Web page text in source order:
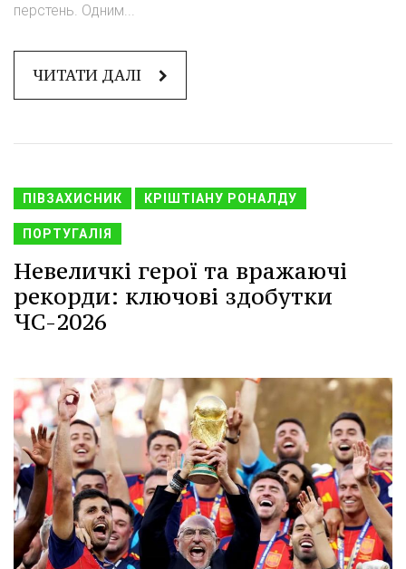
перстень. Одним...
ЧИТАТИ ДАЛІ
ПІВЗАХИСНИК КРІШТІАНУ РОНАЛДУ
ПОРТУГАЛІЯ
Невеличкі герої та вражаючі
рекорди: ключові здобутки
ЧС-2026